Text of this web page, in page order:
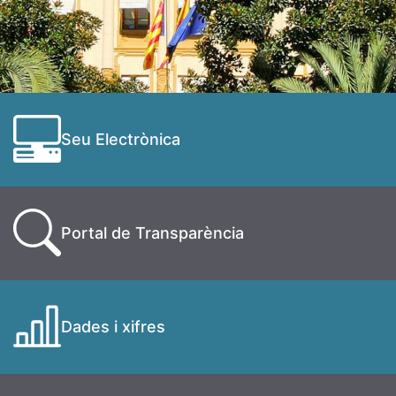
Seu Electrònica
Portal de Transparència
Dades i xifres